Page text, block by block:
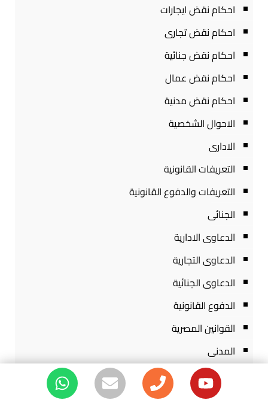
احكام نقض ايجارات
احكام نقض تجارى
احكام نقض جنائية
احكام نقض عمال
احكام نقض مدنية
الاحوال الشخصية
الادارى
التعريفات القانونية
التعريفات والدفوع القانونية
الجنائى
الدعاوى الادارية
الدعاوى التجارية
الدعاوى الجنائية
الدفوع القانونية
القوانين المصرية
المدنى
المكتبة القانونية
المواضيع القانونية